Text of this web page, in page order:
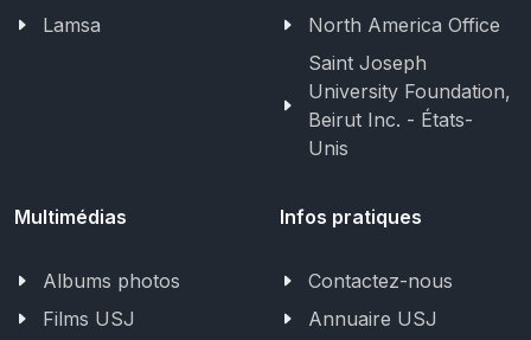
Lamsa
North America Office
Saint Joseph
University Foundation,
Beirut Inc. - États-
Unis
Multimédias
Albums photos
Films USJ
Infos pratiques
Contactez-nous
Annuaire USJ